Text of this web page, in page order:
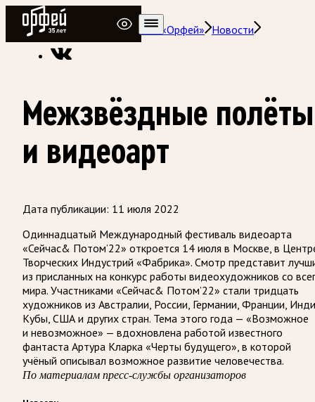
Радио Орфей
Радио классической музыки «Орфей» Новости
Межзвёздные полёты
и видеоарт
Дата публикации: 11 июля 2022
Одиннадцатый Международный фестиваль видеоарта
«Сейчас& Потом’22» откроется 14 июля в Москве, в
Творческих Индустрий «Фабрика». Смотр представит
из присланных на конкурс работы видеохудожников со
мира. Участниками «Сейчас& Потом’22» стали тридцать
художников из Австралии, России, Германии, Франции,
Кубы, США и других стран. Тема этого года — «Возможное
и невозможное» — вдохновлена работой известного
фантаста Артура Кларка «Черты будущего», в которой
учёный описывал возможное развитие человечества.
По материалам пресс-службы организаторов